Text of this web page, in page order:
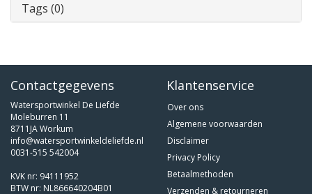
Tags (0)
Contactgegevens
Watersportwinkel De Liefde
Moleburren 11
8711JA Workum
info@watersportwinkeldeliefde.nl
0031-515 542004
KVK nr: 94111952
BTW nr: NL866640204B01
Klantenservice
Over ons
Algemene voorwaarden
Disclaimer
Privacy Policy
Betaalmethoden
Verzenden & retourneren